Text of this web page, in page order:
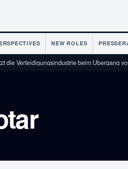
NEW ROLES
die Verteidigungsindustrie beim Übergang